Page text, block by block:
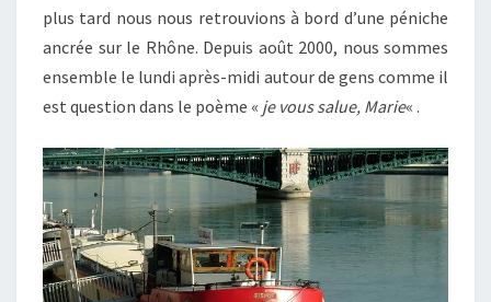
plus tard nous nous retrouvions à bord d’une péniche
ancrée sur le Rhône. Depuis août 2000, nous sommes
ensemble le lundi après-midi autour de gens comme il
est question dans le poème « je vous salue, Marie« .